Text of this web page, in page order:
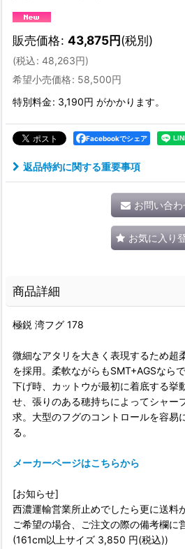
販売価格: 43,875円(税別)
(税込: 48,263円)
希望小売価格: 58,500円
特別料金: 3,190円 がかかります。
Facebookでシェア
返品特約に関する重要事項
お問い合わ
お気に入り
商品詳細
極鋭 湾フグ 178
微細なアタリを大きく表現するため超
を採用。柔軟ながらもSMT+AGSなら
下げ時、カットウが最初に着底する挙
せ、張りのある穂持ちによってシャー
求。大型のフグのコントロールを容易
る。
メーカーページはこちらから
[お知らせ]
西濃運輸営業所止めでしたら更に送料
ご希望の場合、ご注文の際の備考欄に
(161cm以上サイズ 3,850 円(税込))